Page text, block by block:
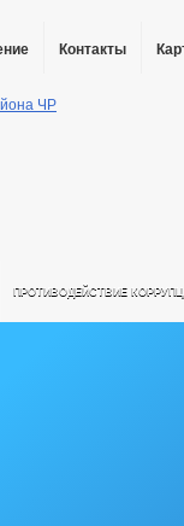
Контакты
ПРОТИВОДЕЙСТВИЕ